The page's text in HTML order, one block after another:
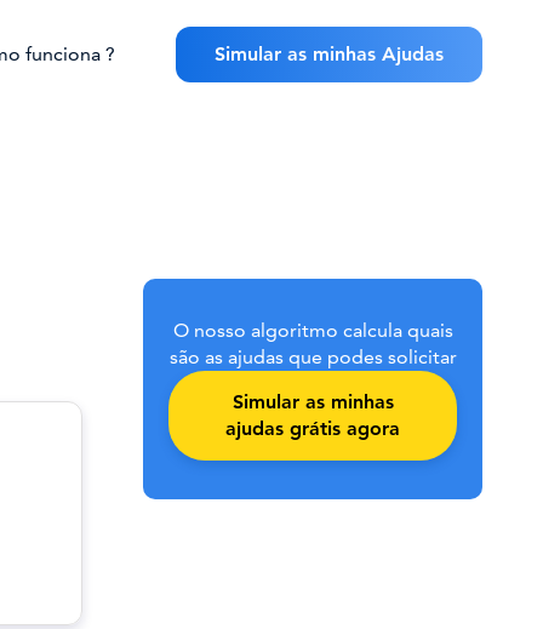
funciona ? Simular as minhas Ajudas
O nosso algoritmo calcula quais
são as ajudas que podes solicitar
Simular as minhas
ajudas grátis agora